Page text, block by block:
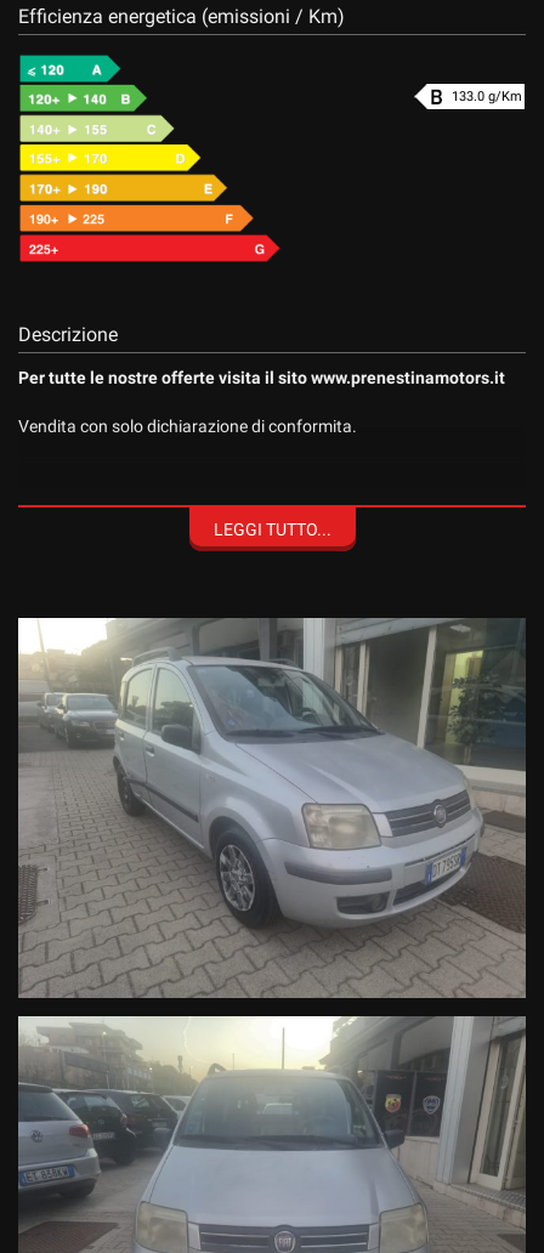
Efficienza energetica (emissioni / Km)
133.0 g/Km
Descrizione
Per tutte le nostre offerte visita il sito www.prenestinamotors.it
Vendita con solo dichiarazione di conformita.
N.B.: il prezzo si intende escluso passaggio di proprietà o
immatricolazione ed eventuale trasporto se non presente in sede.
Garanzie
Tutte le nostre vetture vengono vendute con garanzia di conformità
valida per 12 mesi e dichiarazione del chilometraggio certificato.
I nostri servizi:
- In sede finanziamenti personalizzabili, anche intero importo, fino
ad 84 rate.
- Polizze rc auto, furto, incendio, cristalli, atti vandalici, calamità
naturali, assistenza stradale.
- Installazione sensori di parcheggio
- Lucidatura professionale con trattamento al "Teflon"
- Installazione pellicole oscuranti
Raggiungerci è semplice:
➥a meno di 1 minuto dall'uscita 16 Prenestina del GRA Roma in
direzione Palestrina.
a meno di 15 minuti dall'aeroporto di Roma - Ciampino.
LEGGI TUTTO...